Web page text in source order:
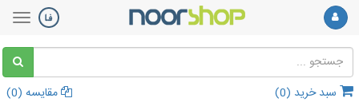
سبد خرید (0
) مقایسه (0
)